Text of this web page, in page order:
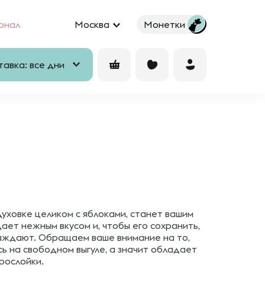
Москва Монетки
все дни
целиком с яблоками, станет вашим
нежным вкусом и, чтобы его сохранить,
Обращаем ваше внимание на то,
на свободном выгуле, а значит обладает